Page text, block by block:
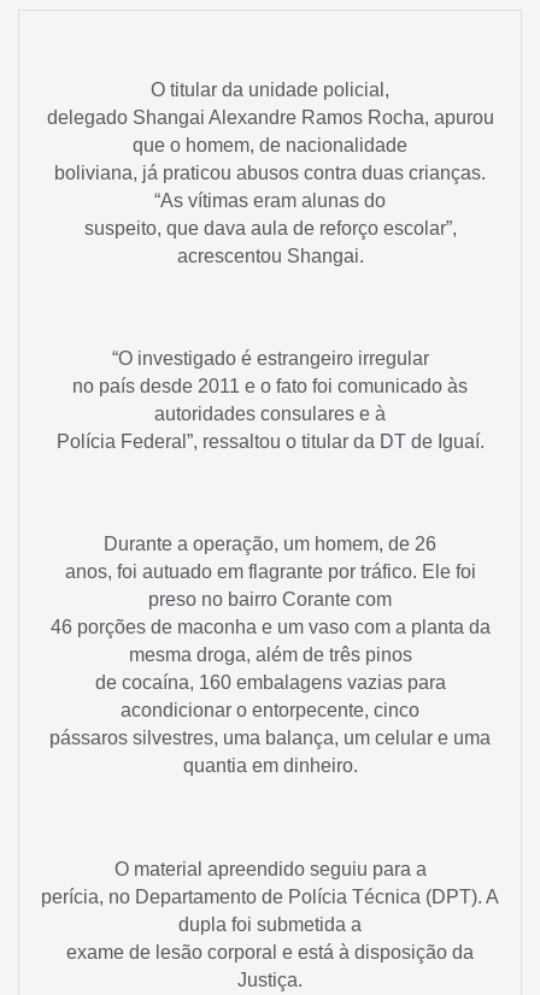
O titular da unidade policial,
delegado Shangai Alexandre Ramos Rocha, apurou
que o homem, de nacionalidade
boliviana, já praticou abusos contra duas crianças.
“As vítimas eram alunas do
suspeito, que dava aula de reforço escolar”,
acrescentou Shangai.
“O investigado é estrangeiro irregular
no país desde 2011 e o fato foi comunicado às
autoridades consulares e à
Polícia Federal”, ressaltou o titular da DT de Iguaí.
Durante a operação, um homem, de 26
anos, foi autuado em flagrante por tráfico. Ele foi
preso no bairro Corante com
46 porções de maconha e um vaso com a planta da
mesma droga, além de três pinos
de cocaína, 160 embalagens vazias para
acondicionar o entorpecente, cinco
pássaros silvestres, uma balança, um celular e uma
quantia em dinheiro.
O material apreendido seguiu para a
perícia, no Departamento de Polícia Técnica (DPT). A
dupla foi submetida a
exame de lesão corporal e está à disposição da
Justiça.